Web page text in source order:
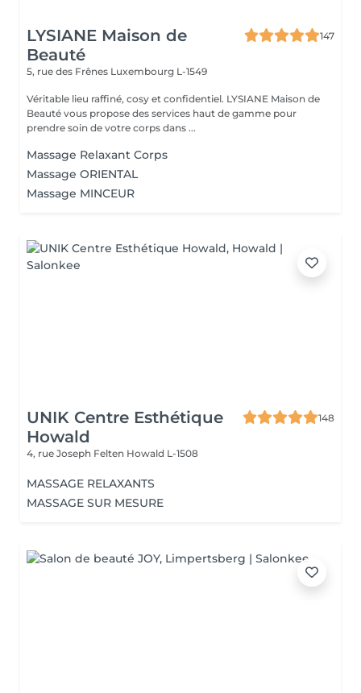
LYSIANE Maison de
Beauté
147
5, rue des Frênes Luxembourg L-1549
Véritable lieu raffiné, cosy et confidentiel. LYSIANE Maison de
Beauté vous propose des services haut de gamme pour
prendre soin de votre corps dans ...
Massage Relaxant Corps
Massage ORIENTAL
Massage MINCEUR
UNIK Centre Esthétique
Howald
148
4, rue Joseph Felten Howald L-1508
MASSAGE RELAXANTS
MASSAGE SUR MESURE